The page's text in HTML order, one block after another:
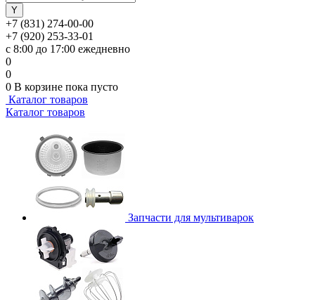
+7 (831) 274-00-00
+7 (920) 253-33-01
с 8:00 до 17:00 ежедневно
0
0
0 В корзине пока пусто
Каталог товаров
Каталог товаров
Запчасти для мультиварок